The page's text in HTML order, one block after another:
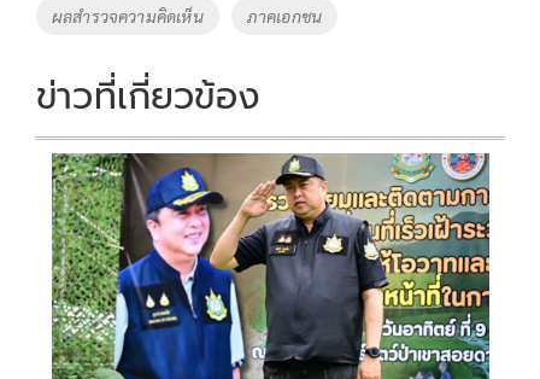
ผลสำรวจความคิดเห็น ภาคเอกชน
ข่าวที่เกี่ยวข้อง